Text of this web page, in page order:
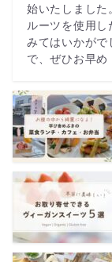
始いたしました
ルーツを使用し
みてはいかが
で、ぜひお早め